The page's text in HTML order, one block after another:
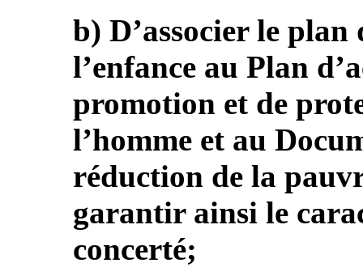
b) D’associer le
l’enfance au Plan
promotion et de
l’homme et au
réduction de la
garantir ainsi le
concerté;